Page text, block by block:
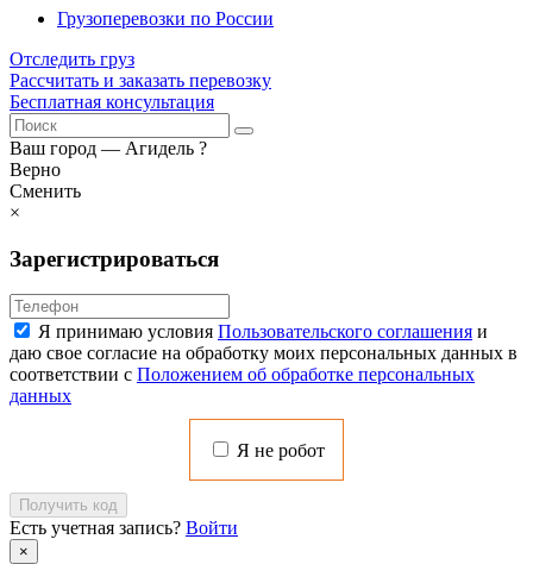
Грузоперевозки по России
Отследить груз
Рассчитать и заказать перевозку
Бесплатная консультация
Ваш город — Агидель ?
Верно
Сменить
×
Зарегистрироваться
Я принимаю условия Пользовательского соглашения и
даю свое согласие на обработку моих персональных данных в
соответствии с Положением об обработке персональных
данных
Я не робот
Получить код
Есть учетная запись? Войти
×